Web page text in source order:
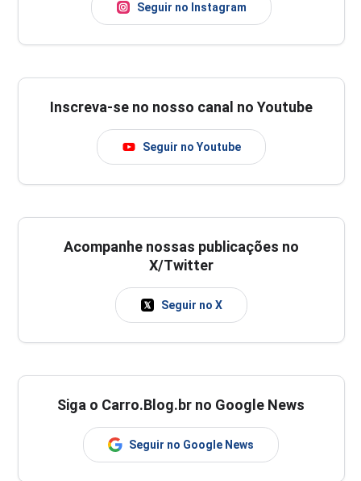
Seguir no Instagram
Inscreva-se no nosso canal no Youtube
Seguir no Youtube
Acompanhe nossas publicações no
X/Twitter
Seguir no X
Siga o Carro.Blog.br no Google News
Seguir no Google News